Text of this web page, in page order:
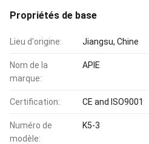
Propriétés de base
Lieu d'origine: Jiangsu, Chine
Nom de la
marque:
APIE
Certification: CE and ISO9001
Numéro de
modèle:
K5-3